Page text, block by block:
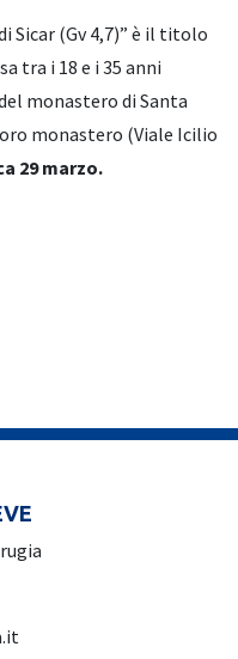
Sicar (Gv 4,7)” è il titolo
tra i 18 e i 35 anni
monastero di Santa
monastero (Viale Icilio
29 marzo.